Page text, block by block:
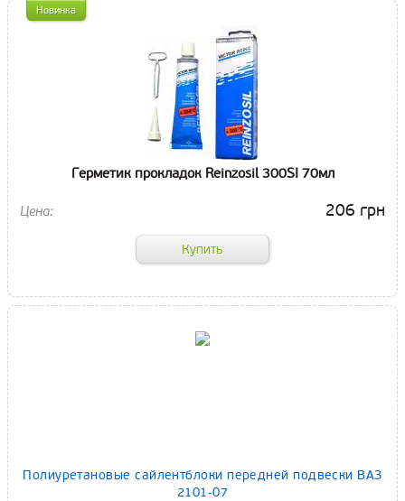
Новинка
Герметик прокладок Reinzosil 300SI 70мл
206 грн
Полиуретановые сайлентблоки передней подвески ВАЗ
2101-07